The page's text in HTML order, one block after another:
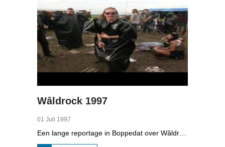
Wâldrock 1997
01 Juli 1997